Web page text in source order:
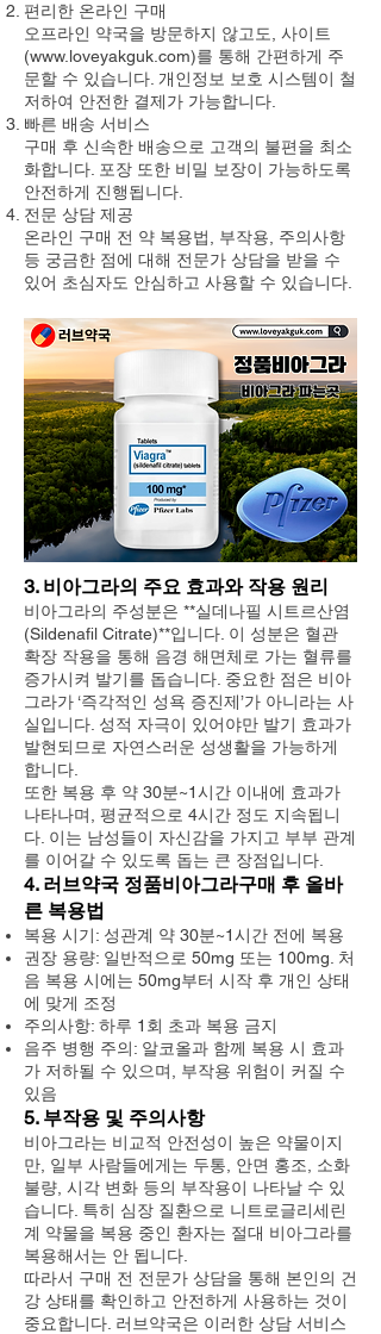
편리한 온라인 구매
오프라인 약국을 방문하지 않고도, 사이트
(www.loveyakguk.com)를 통해 간편하게 주
문할 수 있습니다. 개인정보 보호 시스템이 철
저하여 안전한 결제가 가능합니다.
빠른 배송 서비스
구매 후 신속한 배송으로 고객의 불편을 최소
화합니다. 포장 또한 비밀 보장이 가능하도록
안전하게 진행됩니다.
전문 상담 제공
온라인 구매 전 약 복용법, 부작용, 주의사항
등 궁금한 점에 대해 전문가 상담을 받을 수
있어 초심자도 안심하고 사용할 수 있습니다.
3. 비아그라의 주요 효과와 작용 원리
비아그라의 주성분은 **실데나필 시트르산염
(Sildenafil Citrate)**입니다. 이 성분은 혈관
확장 작용을 통해 음경 해면체로 가는 혈류를
증가시켜 발기를 돕습니다. 중요한 점은 비아
그라가 ‘즉각적인 성욕 증진제’가 아니라는 사
실입니다. 성적 자극이 있어야만 발기 효과가
발현되므로 자연스러운 성생활을 가능하게
합니다.
또한 복용 후 약 30분~1시간 이내에 효과가
나타나며, 평균적으로 4시간 정도 지속됩니
다. 이는 남성들이 자신감을 가지고 부부 관계
를 이어갈 수 있도록 돕는 큰 장점입니다.
4. 러브약국 정품비아그라구매 후 올바
른 복용법
복용 시기: 성관계 약 30분~1시간 전에 복용
권장 용량: 일반적으로 50mg 또는 100mg. 처
음 복용 시에는 50mg부터 시작 후 개인 상태
에 맞게 조정
주의사항: 하루 1회 초과 복용 금지
음주 병행 주의: 알코올과 함께 복용 시 효과
가 저하될 수 있으며, 부작용 위험이 커질 수
있음
5. 부작용 및 주의사항
비아그라는 비교적 안전성이 높은 약물이지
만, 일부 사람들에게는 두통, 안면 홍조, 소화
불량, 시각 변화 등의 부작용이 나타날 수 있
습니다. 특히 심장 질환으로 니트로글리세린
계 약물을 복용 중인 환자는 절대 비아그라를
복용해서는 안 됩니다.
따라서 구매 전 전문가 상담을 통해 본인의 건
강 상태를 확인하고 안전하게 사용하는 것이
중요합니다. 러브약국은 이러한 상담 서비스